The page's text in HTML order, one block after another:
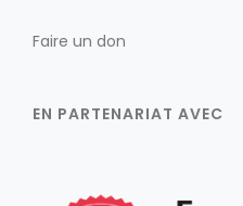
Faire un don
EN PARTENARIAT AVEC